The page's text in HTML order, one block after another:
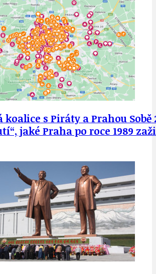
koalice s Piráty a Prahou
jaké Praha po roce 1989